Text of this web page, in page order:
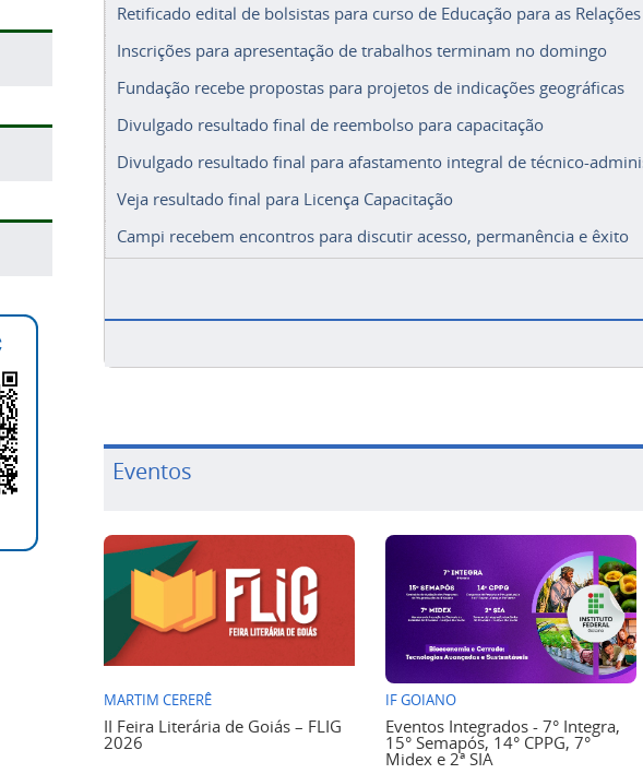
Retificado edital de bolsistas para curso de Educação para as
Inscrições para apresentação de trabalhos terminam no domingo
Fundação recebe propostas para projetos de indicações geográficas
Divulgado resultado final de reembolso para capacitação
Divulgado resultado final para afastamento integral de técnico-
Veja resultado final para Licença Capacitação
Campi recebem encontros para discutir acesso, permanência e êxito
Eventos
MARTIM CERERÊ
II Feira Literária de Goiás – FLIG
2026
IF GOIANO
Eventos Integrados - 7° Integra,
15° Semapós, 14° CPPG, 7°
Midex e 2ª SIA